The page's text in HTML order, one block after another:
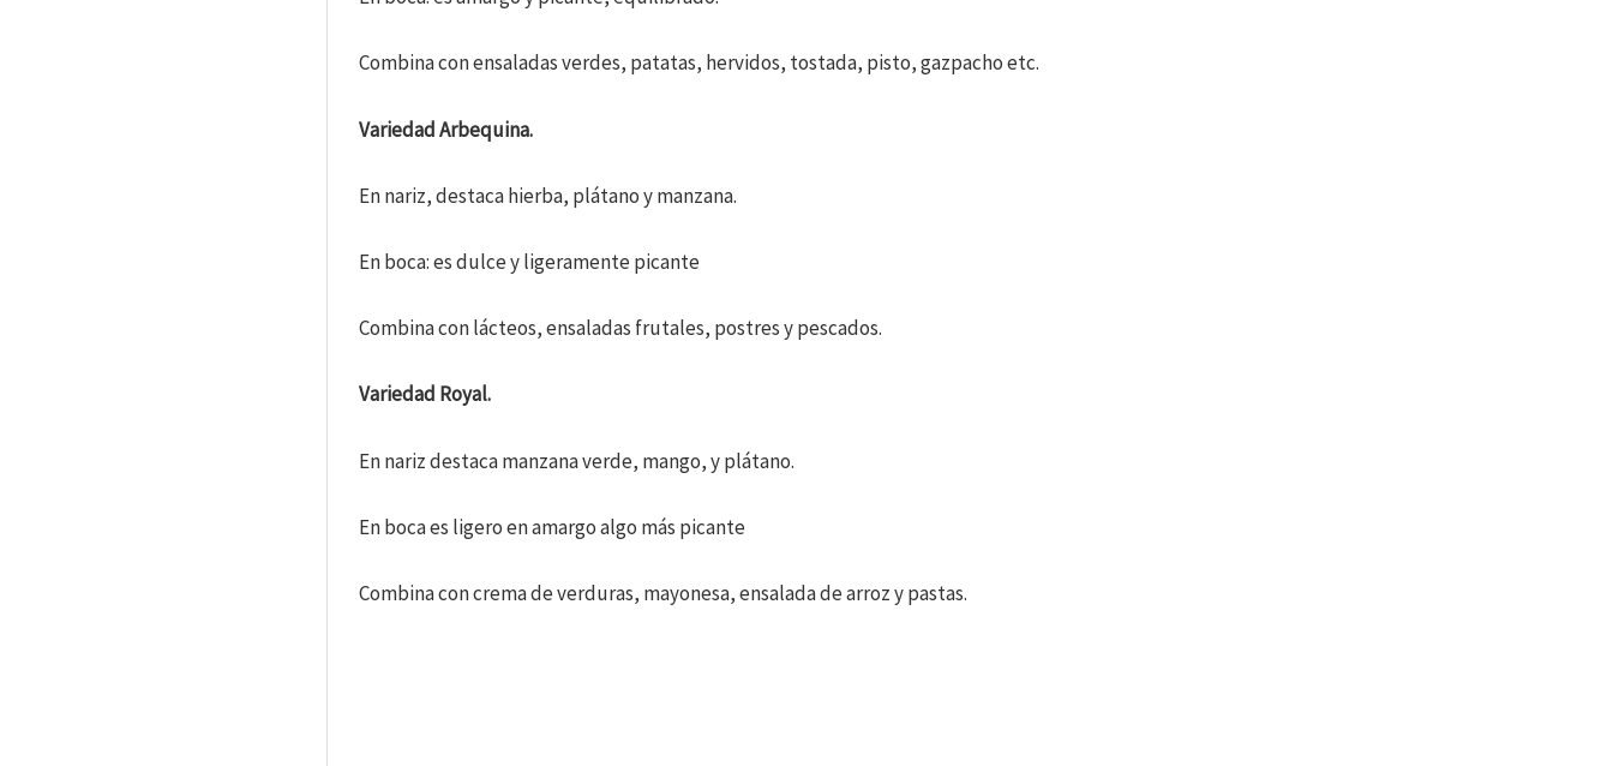
Combina con ensaladas verdes, patatas, hervidos, tostada, pisto, gazpacho etc.
Variedad Arbequina.
En nariz, destaca hierba, plátano y manzana.
En boca: es dulce y ligeramente picante
Combina con lácteos, ensaladas frutales, postres y pescados.
Variedad Royal.
En nariz destaca manzana verde, mango, y plátano.
En boca es ligero en amargo algo más picante
Combina con crema de verduras, mayonesa, ensalada de arroz y pastas.